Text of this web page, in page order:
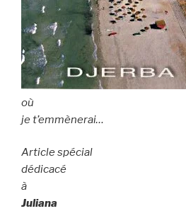
où
je t’emmènerai…
Article spécial
dédicacé
à
Juliana